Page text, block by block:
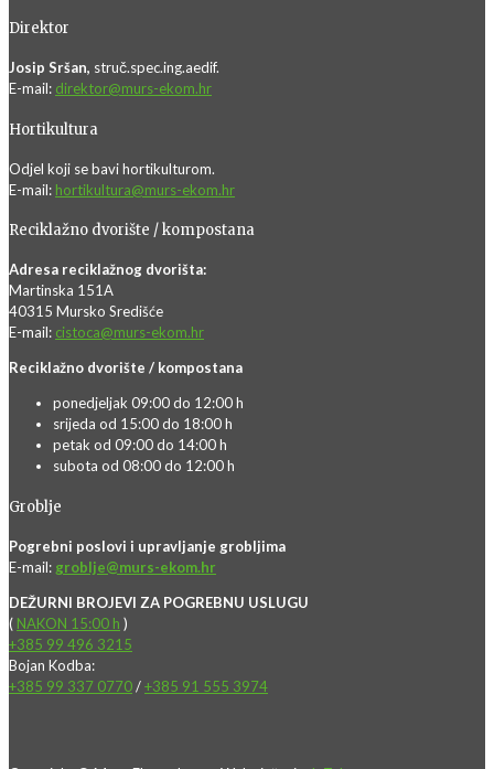
Direktor
Josip Sršan, struč.spec.ing.aedif.
E-mail: direktor@murs-ekom.hr
Hortikultura
Odjel koji se bavi hortikulturom.
E-mail: hortikultura@murs-ekom.hr
Reciklažno dvorište / kompostana
Adresa reciklažnog dvorišta:
Martinska 151A
40315 Mursko Središće
E-mail: cistoca@murs-ekom.hr
Reciklažno dvorište / kompostana
ponedjeljak 09:00 do 12:00 h
srijeda od 15:00 do 18:00 h
petak od 09:00 do 14:00 h
subota od 08:00 do 12:00 h
Groblje
Pogrebni poslovi i upravljanje grobljima
E-mail: groblje@murs-ekom.hr
DEŽURNI BROJEVI ZA POGREBNU USLUGU
( NAKON 15:00 h )
+385 99 496 3215
Bojan Kodba:
+385 99 337 0770/+385 91 555 3974